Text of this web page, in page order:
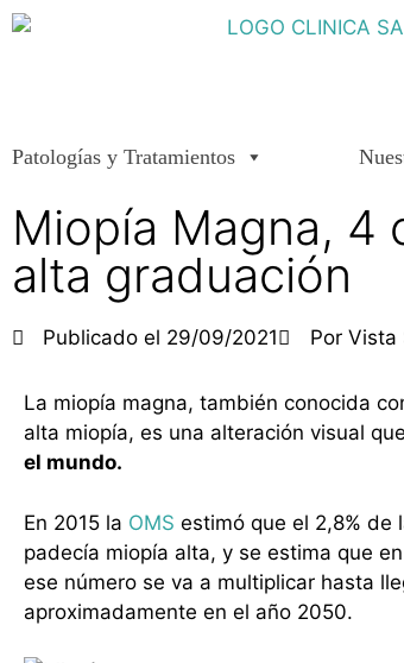
Patologías y Tratamientos
Miopía Magna, 4
alta graduación
Publicado el 29/09/2021 PorVista
La miopía magna, también conocida
alta miopía, es una alteración visual que
el mundo.
En 2015 la OMS estimó que el 2,8% de
padecía miopía alta, y se estima que
ese número se va a multiplicar hasta
aproximadamente en el año 2050.